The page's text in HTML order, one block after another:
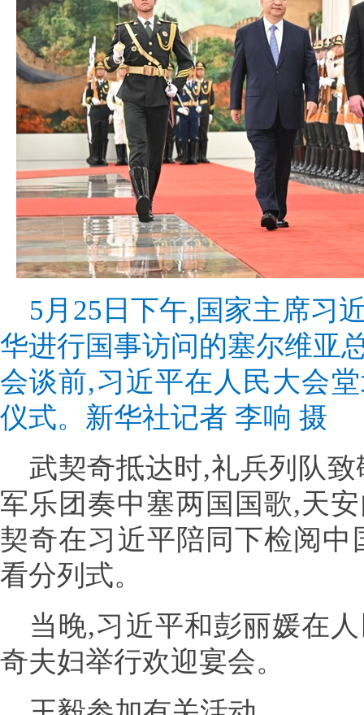
5月25日下午,国家主席习
华进行国事访问的塞尔维亚
会谈前,习近平在人民大会
仪式。新华社记者 李响 摄
武契奇抵达时,礼兵列队
军乐团奏中塞两国国歌,天
契奇在习近平陪同下检阅
看分列式。
当晚,习近平和彭丽媛在
奇夫妇举行欢迎宴会。